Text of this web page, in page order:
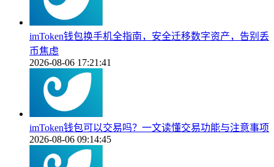
imToken钱包换手机全指南，安全迁移数字资产，告别丢
币焦虑
2026-08-06 17:21:41
imToken钱包可以交易吗？一文读懂交易功能与注意事项
2026-08-06 09:14:45